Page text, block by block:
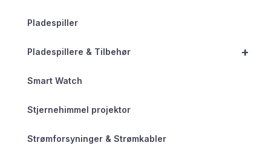
Pladespiller
+
Pladespillere & Tilbehør
Smart Watch
Stjernehimmel projektor
Strømforsyninger & Strømkabler